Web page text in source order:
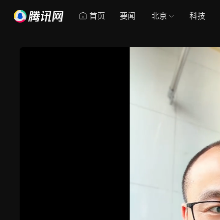
首页 要闻 北京 科技